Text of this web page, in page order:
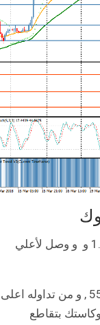
تداول زوج الدولار كندي في حدود 40 نقطة مع إتجاه عام محايد حيث إفتتح عند 1.2883 و أغلق عند 1.2893 و و وصل لأعلي
و تداول الزوج اليوم بإيجابية اعلى نقطتة المحورية 1.2880 , و من تداوله اعلى المتوسطات السعرية 20 55 , و من تداوله اعلى
علي مؤشر الستوكاستك بتقاطع